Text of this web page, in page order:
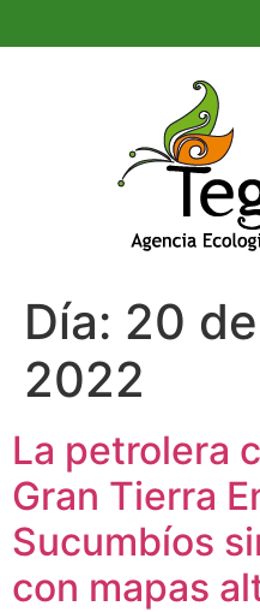
Día: 20
2022
La petrolera
Gran Tierra
Sucumbíos
con mapas